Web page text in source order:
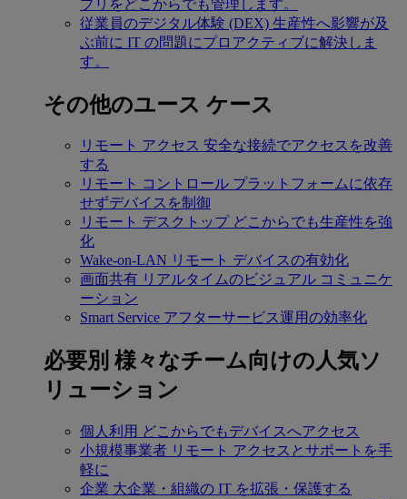
プリをどこからでも管理します。
従業員のデジタル体験 (DEX) 生産性へ影響が及
ぶ前に IT の問題にプロアクティブに解決しま
す。
その他のユース ケース
リモート アクセス 安全な接続でアクセスを改善
する
リモート コントロール プラットフォームに依存
せずデバイスを制御
リモート デスクトップ どこからでも生産性を強
化
Wake-on-LAN リモート デバイスの有効化
画面共有 リアルタイムのビジュアル コミュニケ
ーション
Smart Service アフターサービス運用の効率化
必要別 様々なチーム向けの人気ソ
リューション
個人利用 どこからでもデバイスへアクセス
小規模事業者 リモート アクセスとサポートを手
軽に
企業 大企業・組織の IT を拡張・保護する